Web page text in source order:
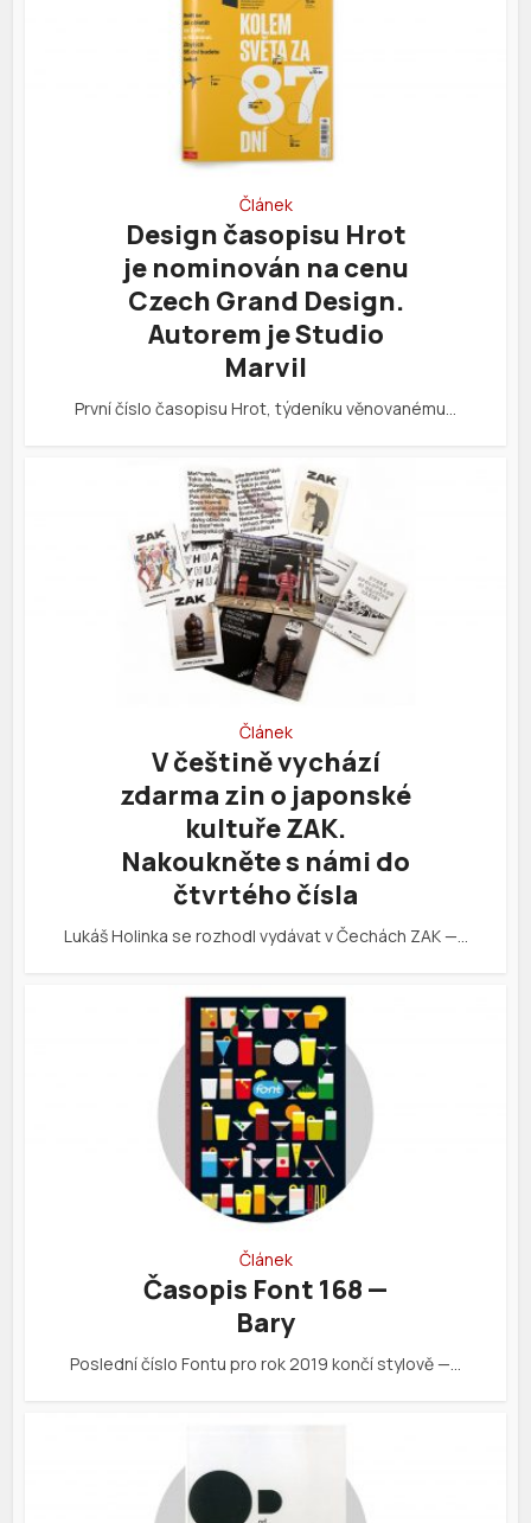
Článek
Design časopisu Hrot
je nominován na cenu
Czech Grand Design.
Autorem je Studio
Marvil
První číslo časopisu Hrot, týdeníku věnovanému…
Článek
V češtině vychází
zdarma zin o japonské
kultuře ZAK.
Nakoukněte s námi do
čtvrtého čísla
Lukáš Holinka se rozhodl vydávat v Čechách ZAK —…
Článek
Časopis Font 168 —
Bary
Poslední číslo Fontu pro rok 2019 končí stylově —…